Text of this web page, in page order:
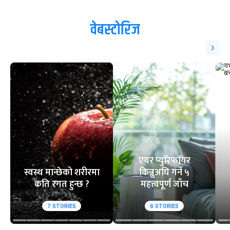
वेबस्टोरिज
स्वस्थ मान्छेको शरीरमा
कति रगत हुन्छ ?
7 STORIES
एयर प्युरिफायर
किन्नुअघि गर्ने ५
महत्त्वपूर्ण जाँच
6 STORIES